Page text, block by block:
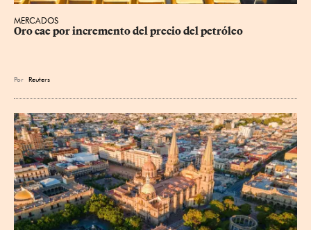
MERCADOS
Oro cae por incremento del precio del petróleo
Por Reuters